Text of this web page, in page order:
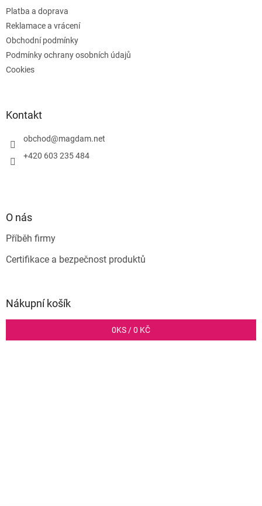
Platba a doprava
Reklamace a vrácení
Obchodní podmínky
Podmínky ochrany osobních údajů
Cookies
Kontakt
obchod@magdam.net
+420 603 235 484
O nás
Příběh firmy
Certifikace a bezpečnost produktů
Nákupní košík
0KS /0 KČ